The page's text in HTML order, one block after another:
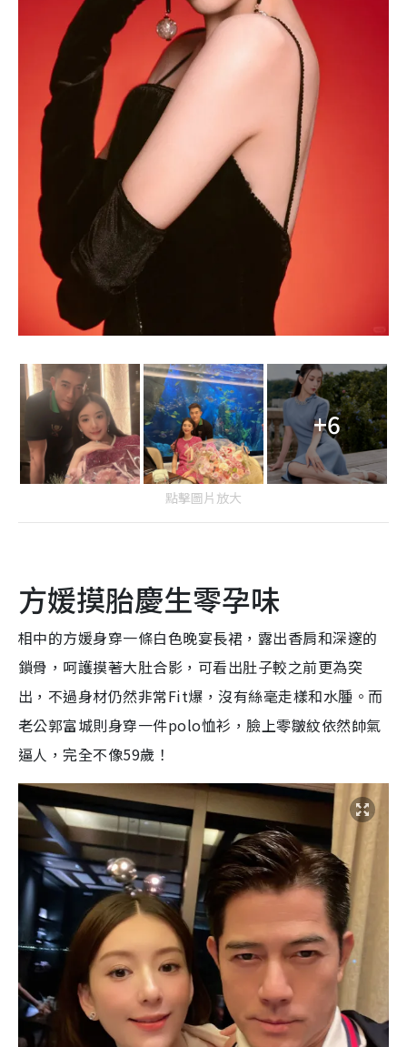
+6
點擊圖片放大
方媛摸胎慶生零孕味
相中的方媛身穿一條白色晚宴長裙，露出香肩和深邃的
鎖骨，呵護摸著大肚合影，可看出肚子較之前更為突
出，不過身材仍然非常Fit爆，沒有絲毫走樣和水腫。而
老公郭富城則身穿一件polo恤衫，臉上零皺紋依然帥氣
逼人，完全不像59歲！